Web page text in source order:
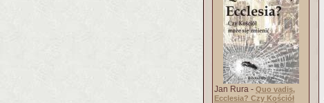
Jan Rura - Quo vadis,
Ecclesia? Czy Kościół